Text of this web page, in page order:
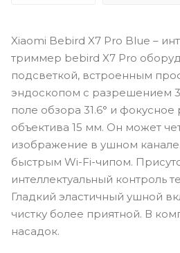
Xiaomi Bebird X7 Pro Blue –
триммер bebird X7 Pro
подсветкой, встроенным
эндоскопом с разрешением
поле обзора 31.6° и фокусное
объектива 15 мм. Он может
изображение в ушном
быстрым Wi-Fi-чипом.
интеллектуальный контроль
Гладкий эластичный ушной
чистку более приятной. В
насадок.